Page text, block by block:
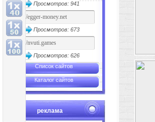
Просмотров: 941
Просмотров: 673
Просмотров: 626
Список сайтов
Каталог сайтов
реклама